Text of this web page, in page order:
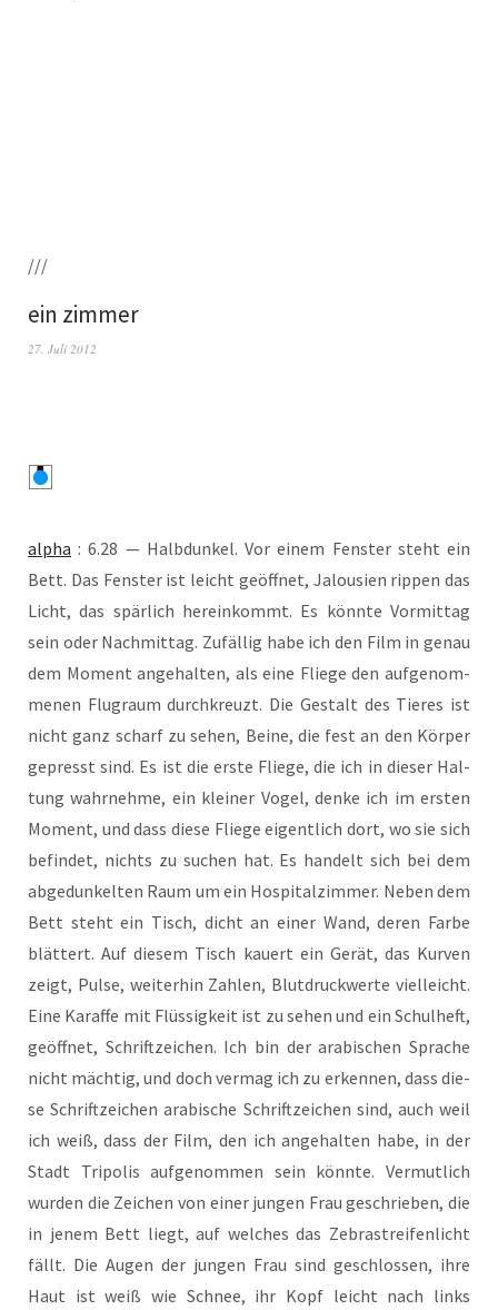
///
ein zimmer
27. Juli 2012
alpha : 6.28 — Halb­dun­kel. Vor einem Fens­ter steht ein
Bett. Das Fens­ter ist leicht geöff­net, Jalou­sien rip­pen das
Licht, das spär­lich her­ein­kommt. Es könn­te Vor­mit­tag
sein oder Nach­mit­tag. Zufäl­lig habe ich den Film in genau
dem Moment ange­hal­ten, als eine Flie­ge den auf­ge­nom­
me­nen Flug­raum durch­kreuzt. Die Gestalt des Tie­res ist
nicht ganz scharf zu sehen, Bei­ne, die fest an den Kör­per
gepresst sind. Es ist die ers­te Flie­ge, die ich in die­ser Hal­
tung wahr­neh­me, ein klei­ner Vogel, den­ke ich im ers­ten
Moment, und dass die­se Flie­ge eigent­lich dort, wo sie sich
befin­det, nichts zu suchen hat. Es han­delt sich bei dem
abge­dun­kel­ten Raum um ein Hos­pi­tal­zim­mer. Neben dem
Bett steht ein Tisch, dicht an einer Wand, deren Far­be
blät­tert. Auf die­sem Tisch kau­ert ein Gerät, das Kur­ven
zeigt, Pul­se, wei­ter­hin Zah­len, Blut­druck­wer­te viel­leicht.
Eine Karaf­fe mit Flüs­sig­keit ist zu sehen und ein Schul­heft,
geöff­net, Schrift­zei­chen. Ich bin der ara­bi­schen Spra­che
nicht mäch­tig, und doch ver­mag ich zu erken­nen, dass die­
se Schrift­zei­chen ara­bi­sche Schrift­zei­chen sind, auch weil
ich weiß, dass der Film, den ich ange­hal­ten habe, in der
Stadt Tri­po­lis auf­ge­nom­men sein könn­te. Ver­mut­lich
wur­den die Zei­chen von einer jun­gen Frau geschrie­ben, die
in jenem Bett liegt, auf wel­ches das Zebra­strei­fen­licht
fällt. Die Augen der jun­gen Frau sind geschlos­sen, ihre
Haut ist weiß wie Schnee, ihr Kopf leicht nach links